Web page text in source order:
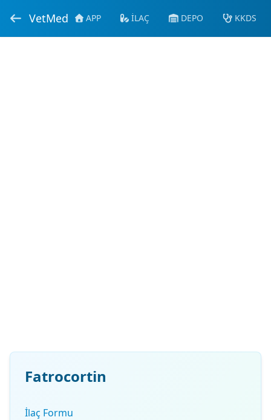
VetMed APP İLAÇ DEPO KKDS
Fatrocortin
İlaç Formu